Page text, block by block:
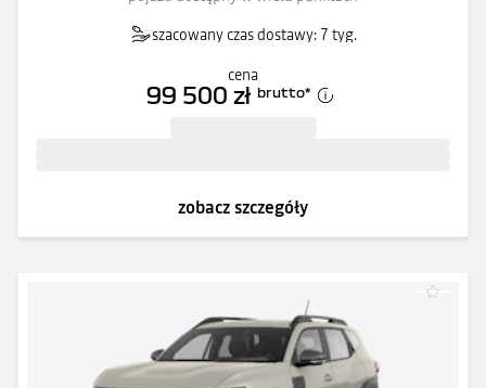
szacowany czas dostawy: 7 tyg.
cena
99 500 zł brutto*
zobacz szczegóły